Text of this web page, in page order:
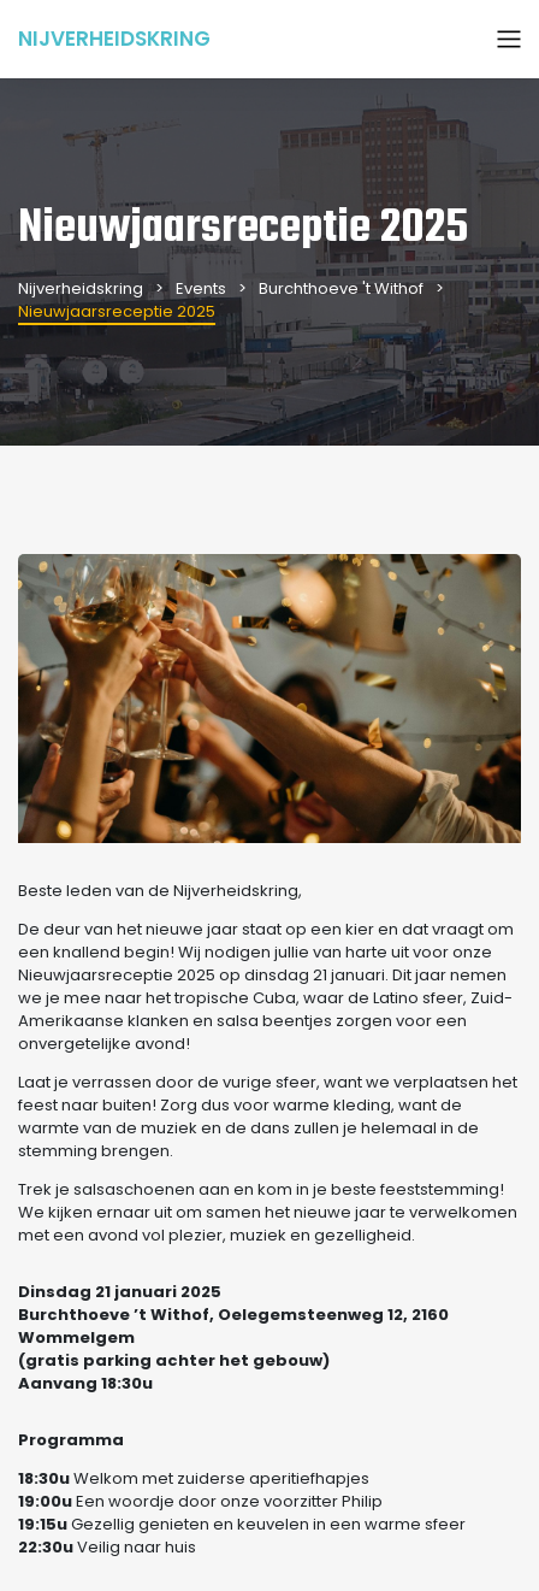
NIJVERHEIDSKRING
Nieuwjaarsreceptie 2025
Nijverheidskring Events
Burchthoeve 't Withof
Nieuwjaarsreceptie 2025
Beste leden van de Nijverheidskring,
De deur van het nieuwe jaar staat op een kier en dat vraagt om
een knallend begin! Wij nodigen jullie van harte uit voor onze
Nieuwjaarsreceptie 2025 op dinsdag 21 januari. Dit jaar nemen
we je mee naar het tropische Cuba, waar de Latino sfeer, Zuid-
Amerikaanse klanken en salsa beentjes zorgen voor een
onvergetelijke avond!
Laat je verrassen door de vurige sfeer, want we verplaatsen het
feest naar buiten! Zorg dus voor warme kleding, want de
warmte van de muziek en de dans zullen je helemaal in de
stemming brengen.
Trek je salsaschoenen aan en kom in je beste feeststemming!
We kijken ernaar uit om samen het nieuwe jaar te verwelkomen
met een avond vol plezier, muziek en gezelligheid.
Dinsdag 21 januari 2025
Burchthoeve ’t Withof, Oelegemsteenweg 12, 2160
Wommelgem
(gratis parking achter het gebouw)
Aanvang 18:30u
Programma
18:30uWelkom met zuiderse aperitiefhapjes
19:00uEen woordje door onze voorzitter Philip
19:15uGezellig genieten en keuvelen in een warme sfeer
22:30uVeilig naar huis